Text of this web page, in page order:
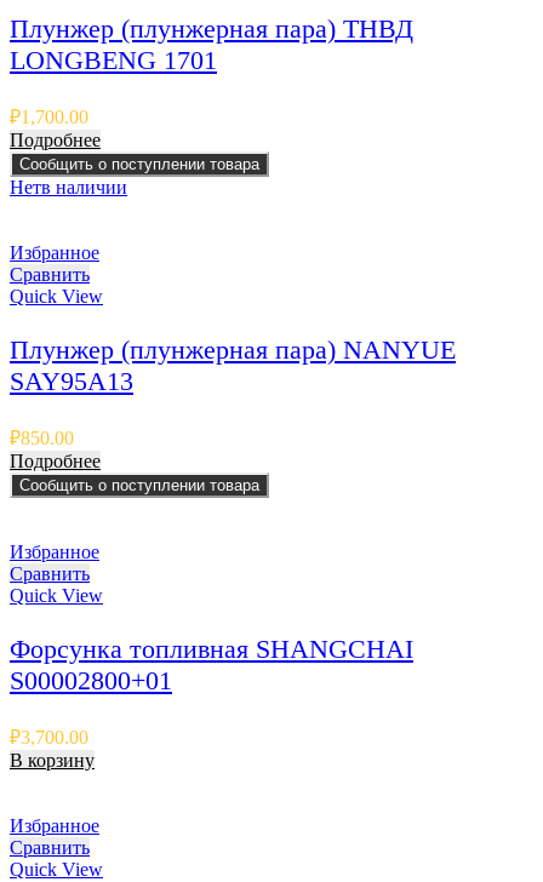
Плунжер (плунжерная пара) ТНВД
LONGBENG 1701
₽1,700.00
Подробнее
Сообщить о поступлении товара
Нетв наличии
Избранное
Сравнить
Quick View
Плунжер (плунжерная пара) NANYUE
SAY95A13
₽850.00
Подробнее
Сообщить о поступлении товара
Избранное
Сравнить
Quick View
Форсунка топливная SHANGCHAI
S00002800+01
₽3,700.00
В корзину
Избранное
Сравнить
Quick View